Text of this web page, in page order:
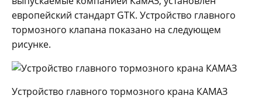
европейский стандарт GTK. Устройство главного
тормозного клапана показано на следующем
рисунке.
Устройство главного тормозного крана КАМАЗ